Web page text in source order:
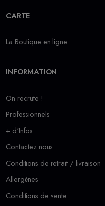
CARTE
La Boutique en ligne
INFORMATION
On recrute !
Professionnels
+ d'Infos
Contactez nous
Conditions de retrait / livraison
Allergènes
Conditions de vente